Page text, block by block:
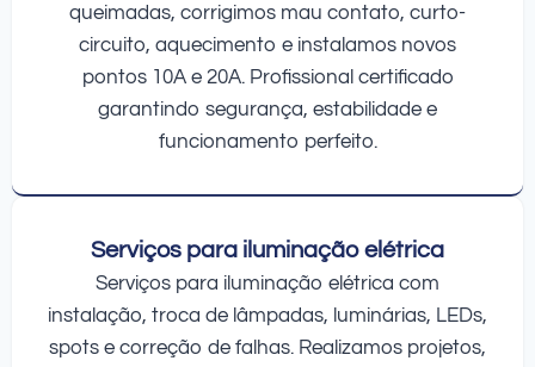
queimadas, corrigimos mau contato, curto-
circuito, aquecimento e instalamos novos
pontos 10A e 20A. Profissional certificado
garantindo segurança, estabilidade e
funcionamento perfeito.
Serviços para iluminação elétrica
Serviços para iluminação elétrica com
instalação, troca de lâmpadas, luminárias, LEDs,
spots e correção de falhas. Realizamos projetos,